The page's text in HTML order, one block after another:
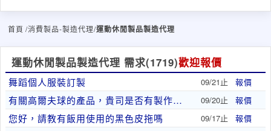
首頁 /消費製品-製造代理/運動休閒製品製造代理
運動休閒製品製造代理 需求(1719)歡迎報價
舞蹈個人服裝訂製 09/21止 報價
有關高爾夫球的產品，貴司是否有製作能漂浮水面的高.. 09/20止 報價
您好，請教有飯用使用的黑色皮拖嗎 09/17止 報價